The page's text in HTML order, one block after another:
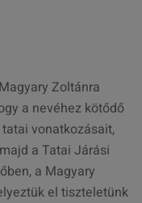
Zoltánra
a nevéhez kötődő
vonatkozásait,
a Tatai Járási
a Magyary
el tiszteletünk